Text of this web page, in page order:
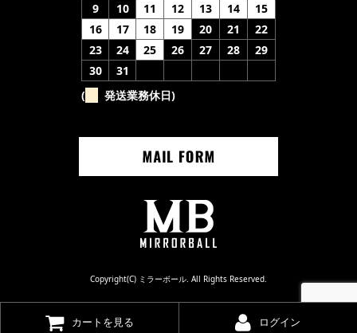
9
10 11 12 13 14
15
16
17 18 19 20 21
22
23
24 25 26 27 28
29
30
31
(
発送業務休日)
Copyright(C) ミラーボール. All Rights Reserved.
カートを見る ログイン